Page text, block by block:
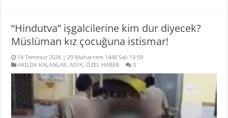
“Hindutva” işgalcilerine kim dur diyecek?
Müslüman kız çocuğuna istismar!
14 Temmuz 2026 | 29 Muharrem 1448 Salı 13:59
AKILDA KALANLAR,ASYA,ÖZEL HABER 0